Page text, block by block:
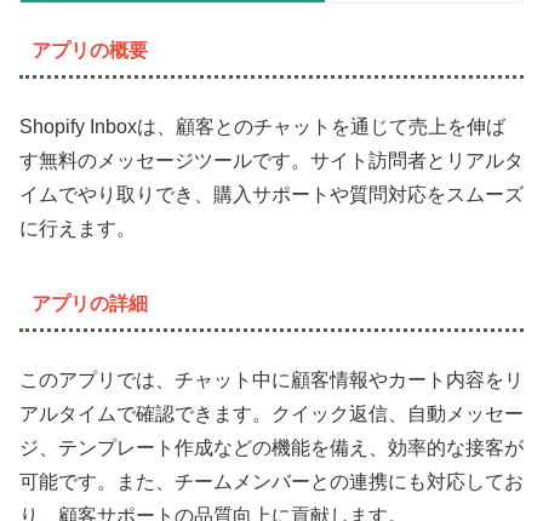
アプリの概要
Shopify Inboxは、顧客とのチャットを通じて売上を伸ば
す無料のメッセージツールです。サイト訪問者とリアルタ
イムでやり取りでき、購入サポートや質問対応をスムーズ
に行えます。
アプリの詳細
このアプリでは、チャット中に顧客情報やカート内容をリ
アルタイムで確認できます。クイック返信、自動メッセー
ジ、テンプレート作成などの機能を備え、効率的な接客が
可能です。また、チームメンバーとの連携にも対応してお
り、顧客サポートの品質向上に貢献します。